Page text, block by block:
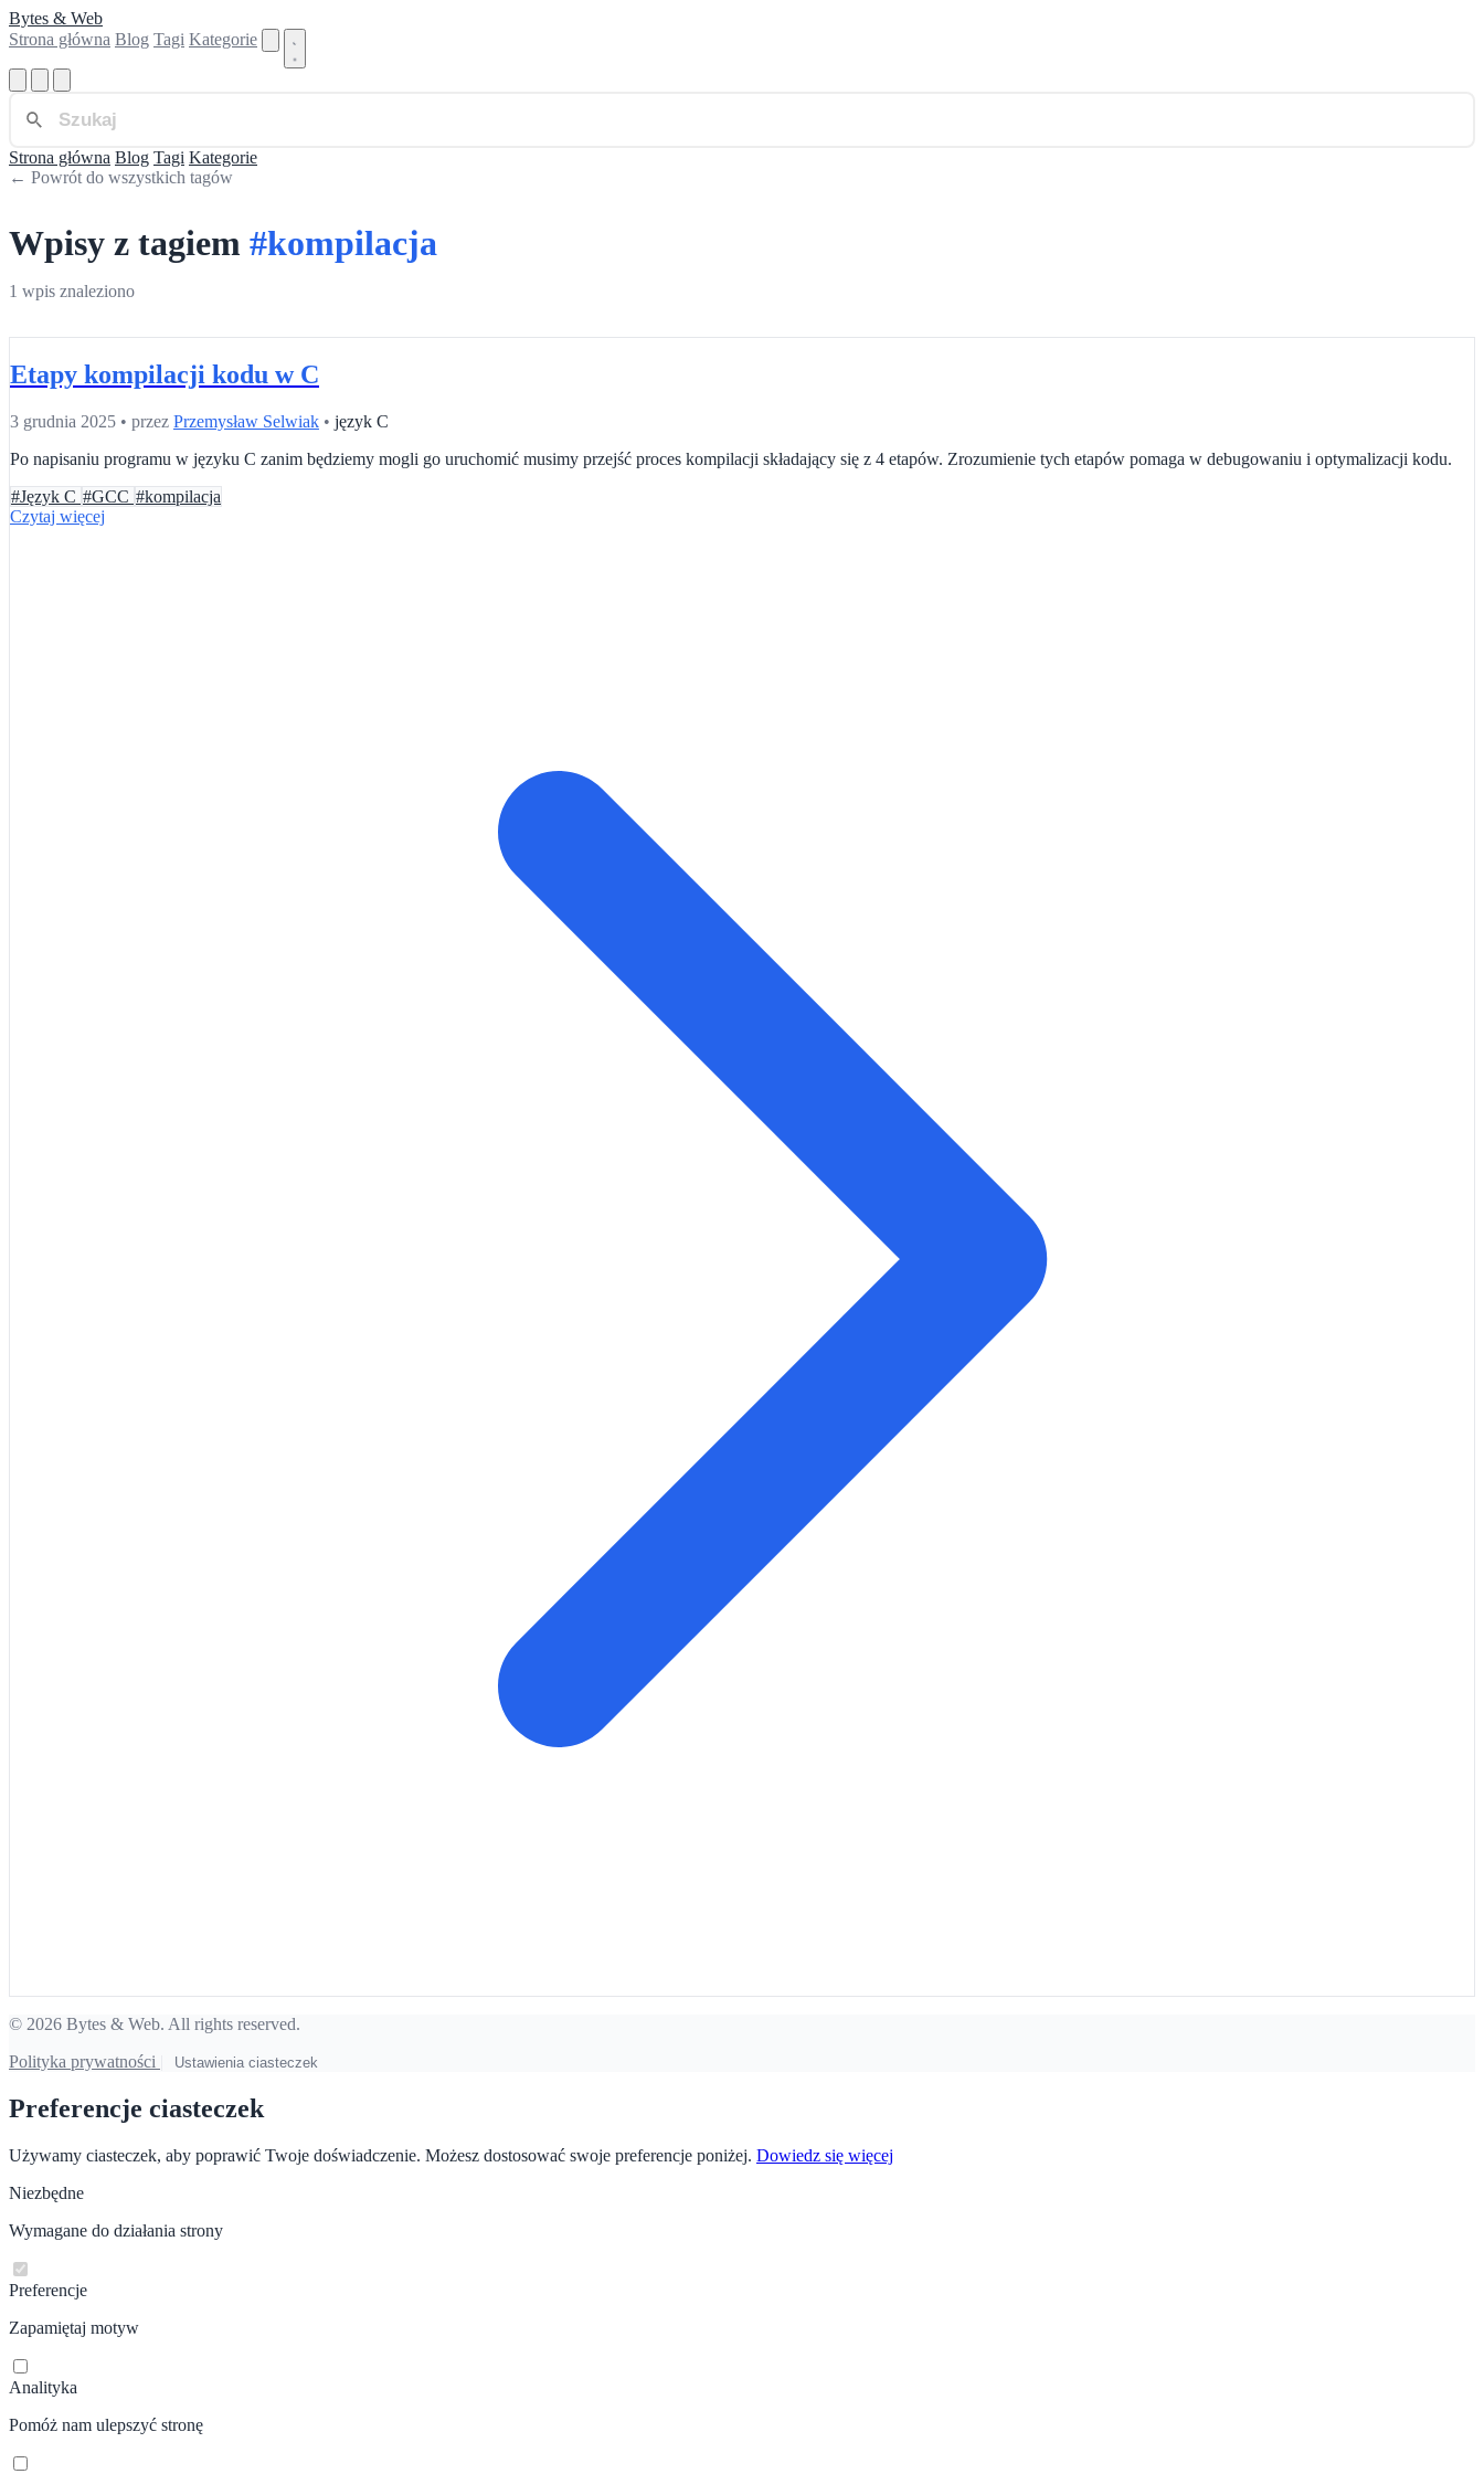
Bytes & Web
Strona główna Blog Tagi Kategorie
Strona główna Blog Tagi Kategorie
← Powrót do wszystkich tagów
Wpisy z tagiem #kompilacja
1 wpis znaleziono
Etapy kompilacji kodu w C
3 grudnia 2025 • przez Przemysław Selwiak • język C
Po napisaniu programu w języku C zanim będziemy mogli go uruchomić musimy przejść proces kompilacji składający się z 4 etapów. Zrozumienie tych etapów pomaga w debugowaniu i optymalizacji kodu.
#Język C #GCC #kompilacja
Czytaj więcej
© 2026 Bytes & Web. All rights reserved.
Polityka prywatności
Ustawienia ciasteczek
Preferencje ciasteczek
Używamy ciasteczek, aby poprawić Twoje doświadczenie. Możesz dostosować swoje preferencje poniżej. Dowiedz się więcej
Niezbędne
Wymagane do działania strony
Preferencje
Zapamiętaj motyw
Analityka
Pomóż nam ulepszyć stronę